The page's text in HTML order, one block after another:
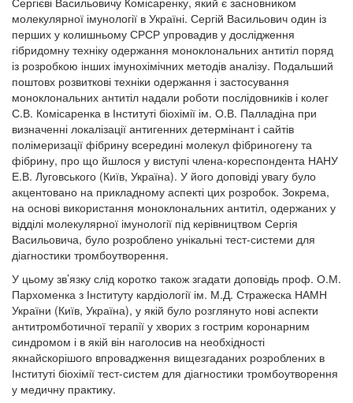
молекулярної імунології в Україні. Сергій Васильович один із
перших у колишньому СРСР упровадив у дослідження
гібридомну техніку одержання моноклональних антитіл поряд
із розробкою інших імунохімічних методів аналізу. Подальший
поштовх розвиткові техніки одержання і застосування
моноклональних антитіл надали роботи послідовників і колег
С.В. Комісаренка в Інституті біохімії ім. О.В. Палладіна при
визначенні локалізації антигенних детермінант і сайтів
полімеризації фібрину всередині молекул фібриногену та
фібрину, про що йшлося у виступі члена-кореспондента НАНУ
Е.В. Луговського (Київ, Україна). У його доповіді увагу було
акцентовано на прикладному аспекті цих розробок. Зокрема,
на основі використання моноклональних антитіл, одержаних у
відділі молекулярної імунології під керівництвом Сергія
Васильовича, було розроблено унікальні тест-системи для
діагностики тромбоутворення.
У цьому зв’язку слід коротко також згадати доповідь проф. О.М.
Пархоменка з Інституту кардіології ім. М.Д. Стражеска НАМН
України (Київ, Україна), у якій було розглянуто нові аспекти
антитромботичної терапії у хворих з гострим коронарним
синдромом і в якій він наголосив на необхідності
якнайскорішого впровадження вищезгаданих розроблених в
Інституті біохімії тест-систем для діагностики тромбоутворення
у медичну практику.